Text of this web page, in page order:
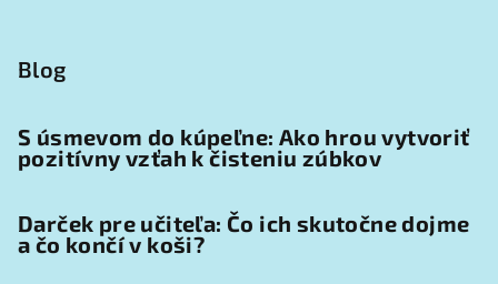
Blog
S úsmevom do kúpeľne: Ako hrou vytvoriť
pozitívny vzťah k čisteniu zúbkov
Darček pre učiteľa: Čo ich skutočne dojme
a čo končí v koši?